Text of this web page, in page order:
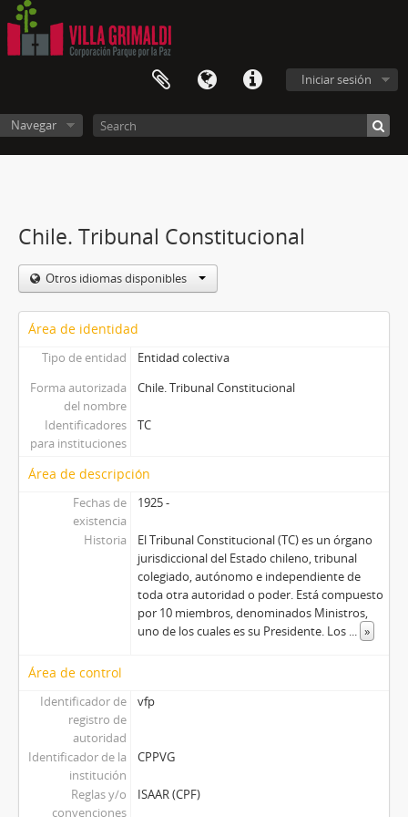
Iniciar sesión
Navegar
Chile. Tribunal Constitucional
Otros idiomas disponibles
Área de identidad
Tipo de entidad
Entidad colectiva
Forma autorizada
del nombre
Chile. Tribunal Constitucional
Identificadores
para instituciones
TC
Área de descripción
Fechas de
existencia
1925 -
Historia
El Tribunal Constitucional (TC) es un órgano
jurisdiccional del Estado chileno, tribunal
colegiado, autónomo e independiente de
toda otra autoridad o poder. Está compuesto
por 10 miembros, denominados Ministros,
uno de los cuales es su Presidente. Los ... »
Área de control
Identificador de
registro de
autoridad
vfp
Identificador de la
institución
CPPVG
Reglas y/o
convenciones
ISAAR (CPF)